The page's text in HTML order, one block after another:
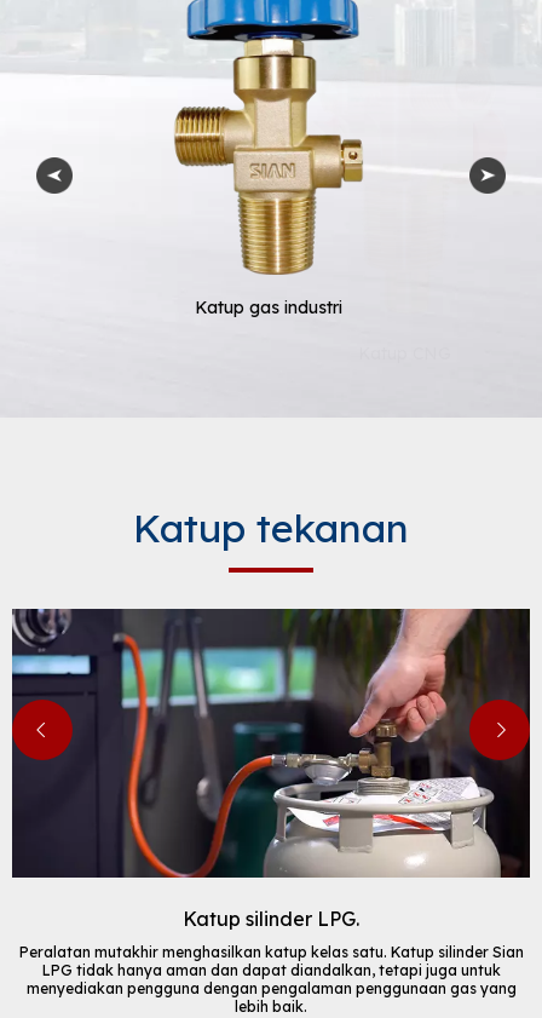
Katup gas industri
Katup tekanan
Katup silinder LPG.
Peralatan mutakhir menghasilkan katup kelas satu. Katup silinder Sian
LPG tidak hanya aman dan dapat diandalkan, tetapi juga untuk
menyediakan pengguna dengan pengalaman penggunaan gas yang
lebih baik.